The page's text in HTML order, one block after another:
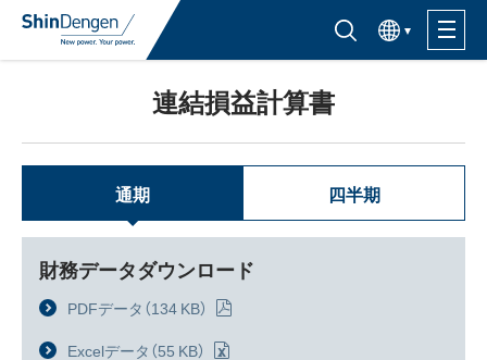
半導体製品検索はこちら
한국어
活用分野
サポート・サービス
購入窓口
連結損益計算書
通期 四半期
財務データダウンロード
PDFデータ（134 KB）
Excelデータ（55 KB）